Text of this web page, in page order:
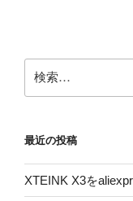
ン
索:
最近の投稿
XTEINK X3を